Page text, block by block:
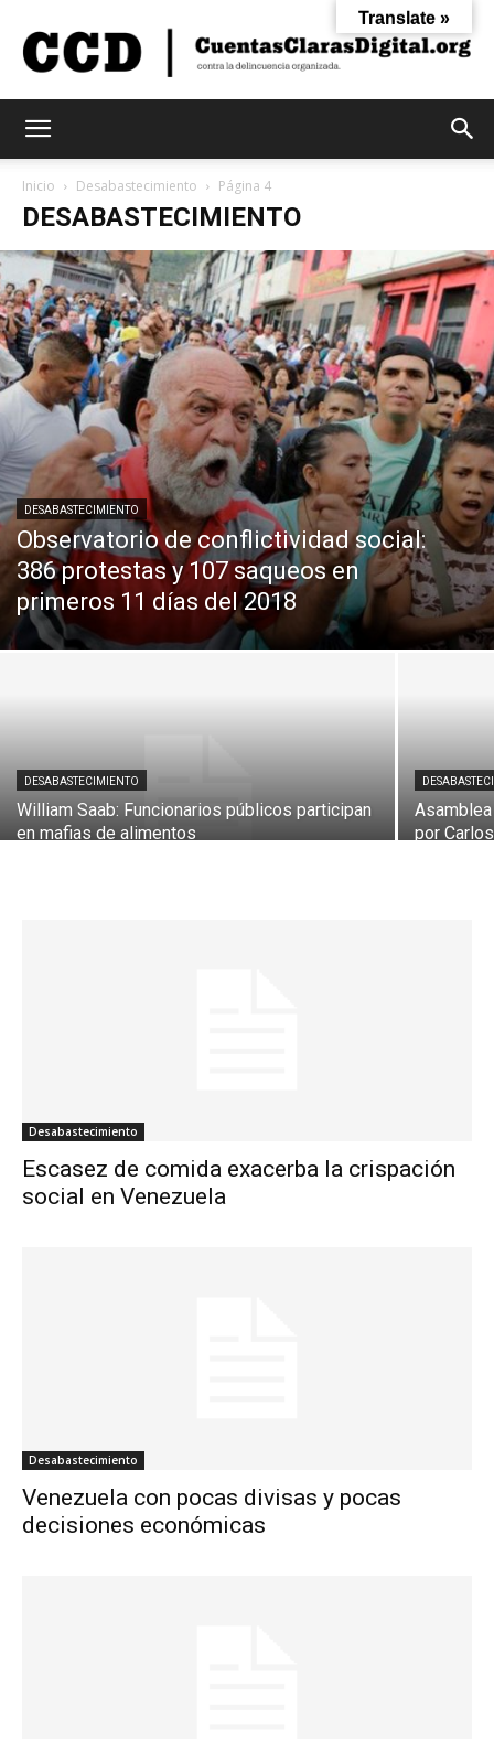
Claras
Digital
Inicio Desabastecimiento Página 4
DESABASTECIMIENTO
DESABASTECIMIENTO
Observatorio de conflictividad social:
386 protestas y 107 saqueos en
primeros 11 días del 2018
DESABASTECIMIENTO
William Saab: Funcionarios públicos participan
en mafias de alimentos
por
Desabastecimiento
Escasez de comida exacerba la crispación
social en Venezuela
Desabastecimiento
Venezuela con pocas divisas y pocas
decisiones económicas
Translate »